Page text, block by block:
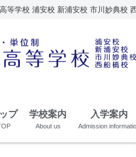
等学校 浦安校 新浦安校 市川妙典校
プ 学校案内
About us
入学案内
Admission